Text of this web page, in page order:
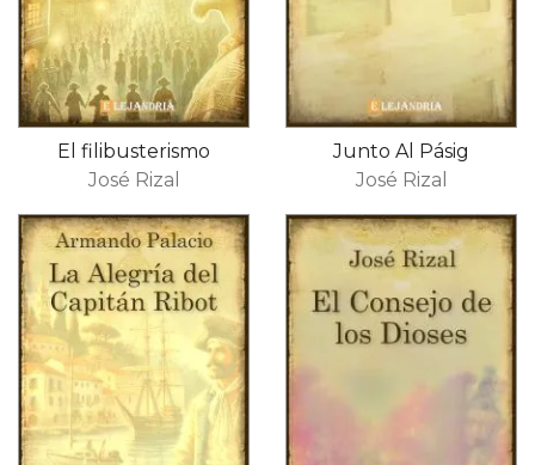
El filibusterismo
José Rizal
Junto Al Pásig
José Rizal